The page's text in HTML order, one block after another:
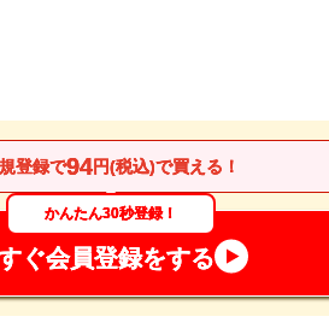
登録で94円(税込)で買える！
かんたん30秒登録！
ぐ会員登録をする